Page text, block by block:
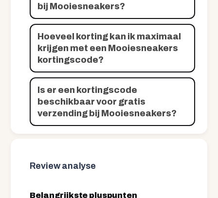
bij Mooiesneakers?
Hoeveel korting kan ik maximaal
krijgen met een Mooiesneakers
kortingscode?
Is er een kortingscode
beschikbaar voor gratis
verzending bij Mooiesneakers?
Review analyse
Belangrijkste pluspunten